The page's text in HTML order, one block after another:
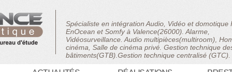
Spécialiste en intégration Audio, Vidéo et domotique
EnOcean et Somfy à Valence(26000). Alarme,
Vidéosurveillance. Audio multipièces(multiroom),
cinéma, Salle de cinéma privé. Gestion technique
bâtiments(GTB).Gestion technique centralisé (GTC).